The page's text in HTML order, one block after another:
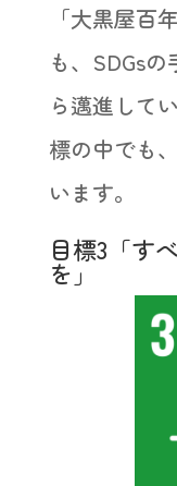
「大黒屋百
も、SDGs
ら邁進して
標の中でも
います。
目標3「す
を」